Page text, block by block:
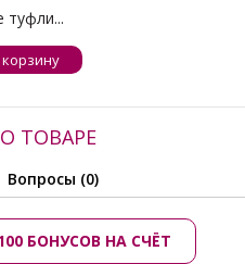
туфли...
ТОВАРЕ
Вопросы (0)
БОНУСОВ НА СЧЁТ